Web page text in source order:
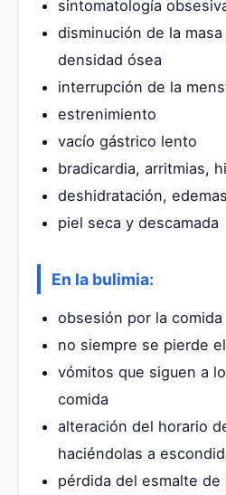
sintomatología
disminución de la
densidad ósea
interrupción de la
estrenimiento
vacío gástrico lento
bradicardia, arritmias,
deshidratación, edemas
piel seca y descamada
En la bulimia:
obsesión por la comida
no siempre se pierde
vómitos que siguen a
comida
alteración del horario
haciéndolas a
pérdida del esmalte